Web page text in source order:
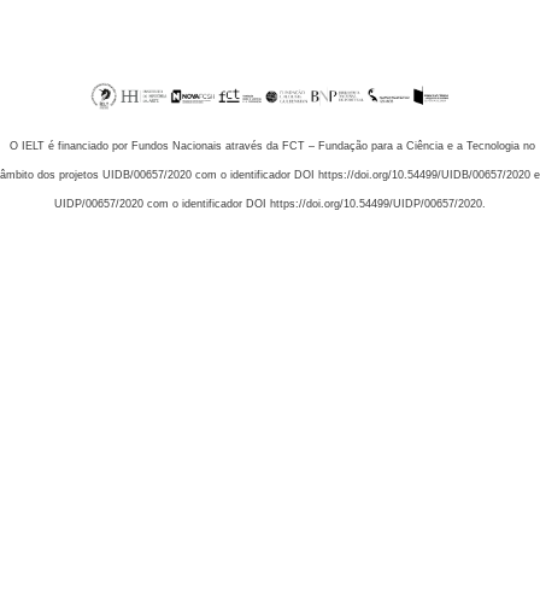
O IELT é financiado por Fundos Nacionais através da FCT – Fundação para a Ciência e a Tecnologia no
âmbito dos projetos UIDB/00657/2020 com o identificador DOI https://doi.org/10.54499/UIDB/00657/2020 e
UIDP/00657/2020 com o identificador DOI https://doi.org/10.54499/UIDP/00657/2020.